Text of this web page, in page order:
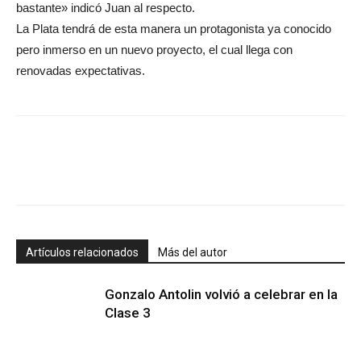
bastante» indicó Juan al respecto.
La Plata tendrá de esta manera un protagonista ya conocido
pero inmerso en un nuevo proyecto, el cual llega con
renovadas expectativas.
Artículos relacionados Más del autor
Gonzalo Antolin volvió a celebrar en la
Clase 3